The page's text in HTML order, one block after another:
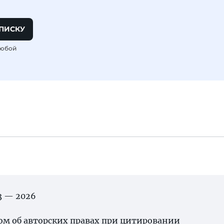
— 2026
об авторских правах при цитировании